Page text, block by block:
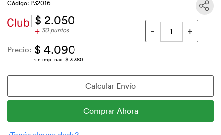
Código: P32016
$ 2.050
+ 30 puntos
Precio: $ 4.090
sin imp. nac. $ 3.380